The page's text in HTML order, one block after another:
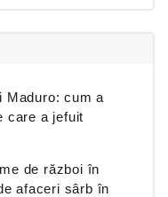
Maduro: cum a
care a jefuit
de război în
afaceri sârb în